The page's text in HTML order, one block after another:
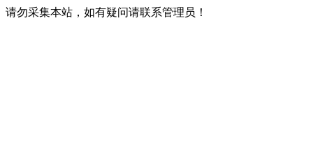
请勿采集本站，如有疑问请联系管理员！